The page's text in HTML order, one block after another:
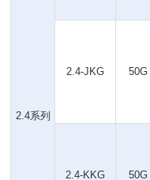
2.4系列
2.4-JKG 50G
2.4-KKG 50G